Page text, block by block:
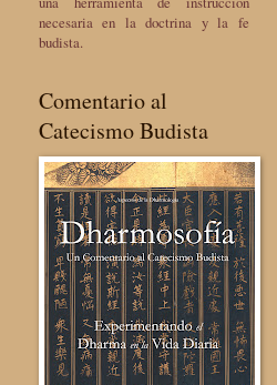
necesaria en la doctrina y la fe
budista.
Comentario al
Catecismo Budista